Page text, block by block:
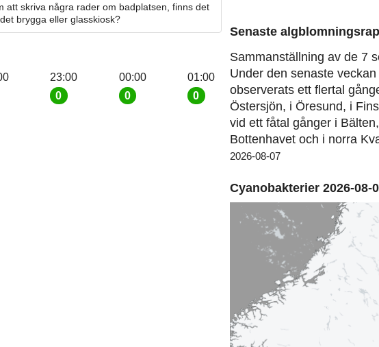
att skriva några rader om badplatsen, finns det
brygga eller glasskiosk?
23:00
0
00:00
0
01:00
0
Senaste
Sammanställning av de 7
Under den senaste
observerats ett flertal
Östersjön, i Öresund, i
vid ett fåtal gånger i
Bottenhavet och i norra
2026-08-07
Cyanobakterier 2026-08-